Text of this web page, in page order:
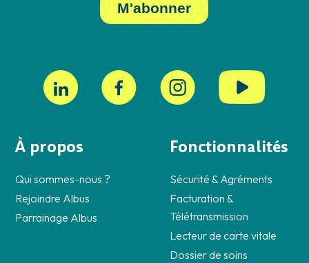
À propos
Qui sommes-nous ?
Rejoindre Albus
Parrainage Albus
Fonctionnalités
Sécurité & Agréments
Facturation &
Télétransmission
Lecteur de carte vitale
Dossier de soins